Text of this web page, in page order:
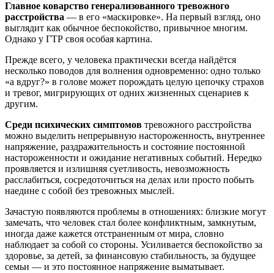
Главное коварство генерализованного тревожного
расстройства — в его «маскировке». На первый взгляд, оно
выглядит как обычное беспокойство, привычное многим.
Однако у ГТР своя особая картина.
Прежде всего, у человека практически всегда найдётся
несколько поводов для волнения одновременно: одно только
«а вдруг?» в голове может порождать целую цепочку страхов
и тревог, мигрирующих от одних жизненных сценариев к
другим.
Среди психических симптомов тревожного расстройства
можно выделить непрерывную настороженность, внутреннее
напряжение, раздражительность и состояние постоянной
настороженности и ожидание негативных событий. Нередко
проявляется и излишняя суетливость, невозможность
расслабиться, сосредоточиться на делах или просто побыть
наедине с собой без тревожных мыслей.
Зачастую появляются проблемы в отношениях: близкие могут
замечать, что человек стал более конфликтным, замкнутым,
иногда даже кажется отстраненным от мира, словно
наблюдает за собой со стороны. Усиливается беспокойство за
здоровье, за детей, за финансовую стабильность, за будущее
семьи — и это постоянное напряжение выматывает.